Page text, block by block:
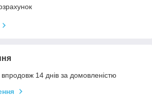
14 днів за домовленістю